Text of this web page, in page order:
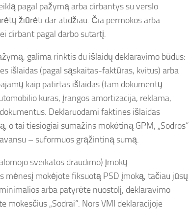
pagal pažymą arba dirbantys su verslo
žiūrėti dar atidžiau. Čia permokos arba
dirbant pagal darbo sutartį.
galima rinktis du išlaidų deklaravimo būdus:
išlaidas (pagal sąskaitas-faktūras, kvitus) arba
kaip patirtas išlaidas (tam dokumentų
kuras, įrangos amortizacija, reklama,
Deklaruodami faktines išlaidas
o tai tiesiogiai sumažins mokėtiną GPM, „Sodros“
– suformuos grąžintiną sumą.
sveikatos draudimo) įmokų
mėnesį mokėjote fiksuotą PSD įmoką, tačiau jūsų
arba patyrėte nuostolį, deklaravimo
mokesčius „Sodrai“. Nors VMI deklaracijoje